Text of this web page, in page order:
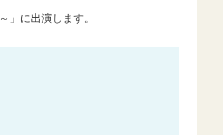
」に出演します。